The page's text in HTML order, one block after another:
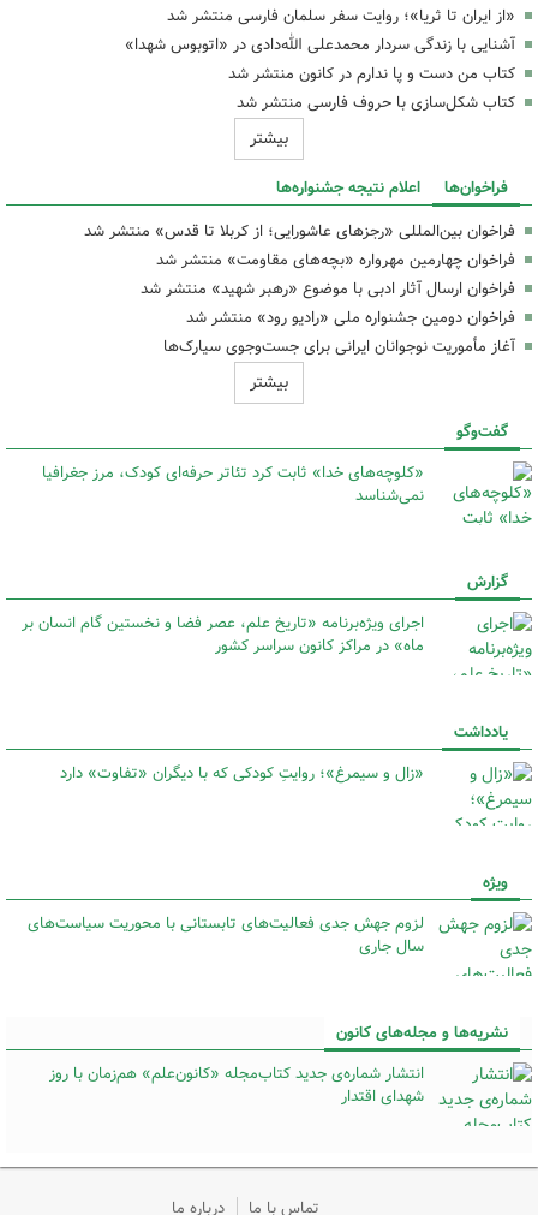
«از ایران تا ثریا»؛ روایت سفر سلمان فارسی منتشر شد
آشنایی با زندگی سردار محمدعلی الله‌دادی در «اتوبوس شهدا»
کتاب من دست و پا ندارم در کانون منتشر شد
کتاب شکل‌سازی با حروف فارسی منتشر شد
بیشتر
فراخوان‌ها اعلام نتیجه جشنواره‌ها
فراخوان بین‌المللی «رجزهای عاشورایی؛ از کربلا تا قدس» منتشر شد
فراخوان چهارمین مهرواره «بچه‌های مقاومت» منتشر شد
فراخوان ارسال آثار ادبی با موضوع «رهبر شهید» منتشر شد
فراخوان دومین جشنواره ملی «رادیو رود» منتشر شد
آغاز مأموریت نوجوانان ایرانی برای جست‌وجوی سیارک‌ها
بیشتر
گفت‌وگو
«کلوچه‌های خدا» ثابت کرد تئاتر حرفه‌ای کودک، مرز جغرافیا
نمی‌شناسد
گزارش
اجرای ویژه‌برنامه «تاریخ علم، عصر فضا و نخستین گام انسان بر
ماه» در مراکز کانون سراسر کشور
یادداشت
«زال و سیمرغ»؛ روایتِ کودکی که با دیگران «تفاوت» دارد
ویژه
لزوم جهش جدی فعالیت‌های تابستانی با محوریت سیاست‌های
سال جاری
نشریه‌ها و مجله‌های کانون
انتشار شماره‌ی جدید کتاب‌مجله «کانون‌علم» هم‌زمان با روز
شهدای اقتدار
تماس با ما درباره ما